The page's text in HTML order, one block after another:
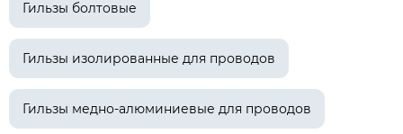
Гильзы болтовые
Гильзы изолированные для проводов
Гильзы медно-алюминиевые для проводов